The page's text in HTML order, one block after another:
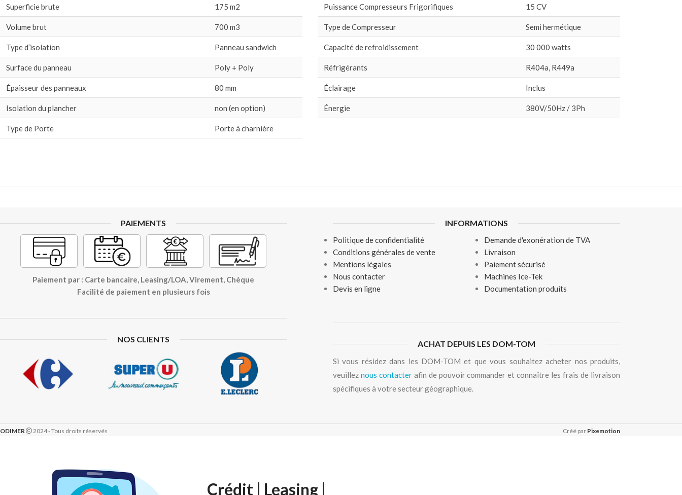
Superficie brute 175 m2
Volume brut 700 m3
Type d’isolation Panneau sandwich
Surface du panneau Poly + Poly
Épaisseur des panneaux 80 mm
Isolation du plancher non (en option)
Type de Porte Porte à charnière
Puissance Compresseurs Frigorifiques 15 CV
Type de Compresseur Semi hermétique
Capacité de refroidissement 30 000 watts
Réfrigérants R404a, R449a
Éclairage Inclus
Énergie 380V/50Hz / 3Ph
PAIEMENTS
Paiement par : Carte bancaire, Leasing/LOA, Virement, Chèque
Facilité de paiement en plusieurs fois
NOS CLIENTS
INFORMATIONS
Politique de confidentialité
Conditions générales de vente
Mentions légales
Nous contacter
Devis en ligne
Demande d'exonération de TVA
Livraison
Paiement sécurisé
Machines Ice-Tek
Documentation produits
ACHAT DEPUIS LES DOM-TOM
Si vous résidez dans les DOM-TOM et que vous souhaitez acheter nos produits,
veuillez nous contacterafin de pouvoir commander et connaître les frais de livraison
spécifiques à votre secteur géographique.
ODIMER 2024 - Tous droits réservés Créé par Pixemotion